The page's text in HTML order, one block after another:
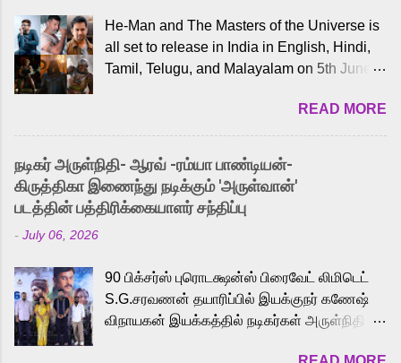
He-Man and The Masters of the Universe is
all set to release in India in English, Hindi,
Tamil, Telugu, and Malayalam on 5th June,
received a lot of love from cult He-Man fans
and offered audiences an exciting glimpse
into the world of Eternia, the recently
released Tamil trailer has also generated
strong excitement among Tamil audiences.
Adding to the growing buzz is the film’s
to the iconic superhero He-Man. Known for
memorable songs like “Behene De” from
Raavan, “Oru Maalai” from Ghajini, and
READ MORE
நடிகர் அருள்நிதி- ஆரவ் -ரம்யா பாண்டியன்-
கிருத்திகா இணைந்து நடிக்கும் 'அருள்வான்'
படத்தின் பத்திரிக்கையாளர் சந்திப்பு
- July 06, 2026
90 பிக்சர்ஸ் புரொடக்ஷன்ஸ் பிரைவேட் லிமிடெட்
S.G.சரவணன் தயாரிப்பில் இயக்குநர் கணேஷ்
விநாயகன் இயக்கத்தில் நடிகர்கள் அருள்நிதி -